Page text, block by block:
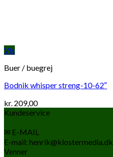
Vis
Buer / buegrej
Bodnik whisper streng-10-62″
kr. 209,00
Kundeservice
✉ E-MAIL
E-mail: henrik@klostermedia.dk
Venner